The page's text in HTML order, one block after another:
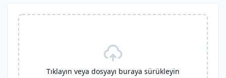
Tıklayın veya dosyayı buraya sürükleyin